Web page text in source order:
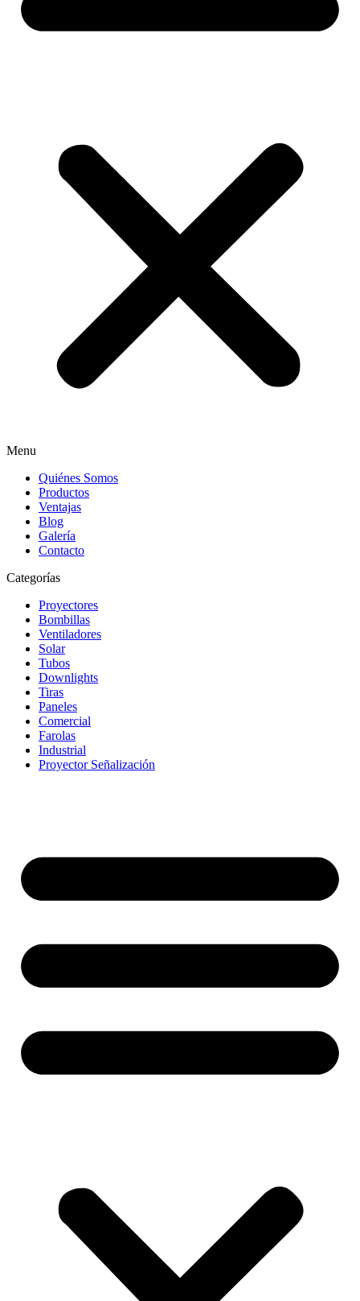
Menu
Quiénes Somos
Productos
Ventajas
Blog
Galería
Contacto
Categorías
Proyectores
Bombillas
Ventiladores
Solar
Tubos
Downlights
Tiras
Paneles
Comercial
Farolas
Industrial
Proyector Señalización